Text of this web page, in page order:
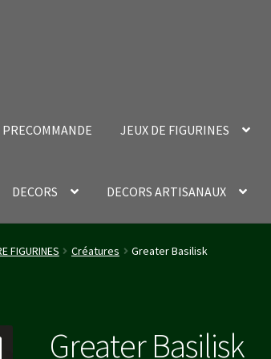
PRECOMMANDE JEUX DE FIGURINES
DECORS DECORS ARTISANAUX
Success Page Validation de la commande
FIGURINES Créatures Greater Basilisk
Greater Basilisk